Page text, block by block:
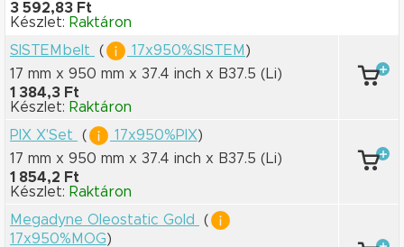
3 592,83 Ft
Készlet: Raktáron
SISTEMbelt
( 17x950%SISTEM )
17 mm x 950 mm x 37.4 inch x B37.5 (Li)
1 384,3 Ft
Készlet: Raktáron
PIX X'Set
( 17x950%PIX)
17 mm x 950 mm x 37.4 inch x B37.5 (Li)
1 854,2 Ft
Készlet: Raktáron
Megadyne Oleostatic Gold
(
17x950%MOG)